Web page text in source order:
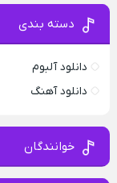
دسته بندی
دانلود آلبوم
دانلود آهنگ
خوانندگان